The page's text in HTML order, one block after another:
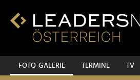
Inhalt
Fußzeilen-
Hauptnavigation
FOTO-GALERIE TERMINE TV